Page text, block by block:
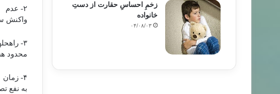
۲-
عدم
واكنش
۳-
محدود
۴- زمان
به نفع
زخمِ احساسِ حقارت از دستِ
خانواده
۰۴/۰۸/۰۳